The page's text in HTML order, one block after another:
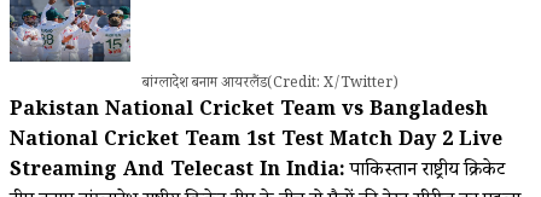
बांग्लादेश बनाम आयरलैंड(Credit: X/Twitter)
Pakistan National Cricket Team vs Bangladesh
National Cricket Team 1st Test Match Day 2 Live
Streaming And Telecast In India:पाकिस्तान राष्ट्रीय क्रिकेट